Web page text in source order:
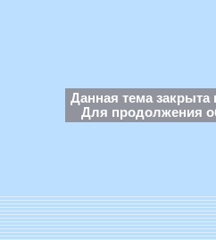
Данная тема закрыта
Для продолжения